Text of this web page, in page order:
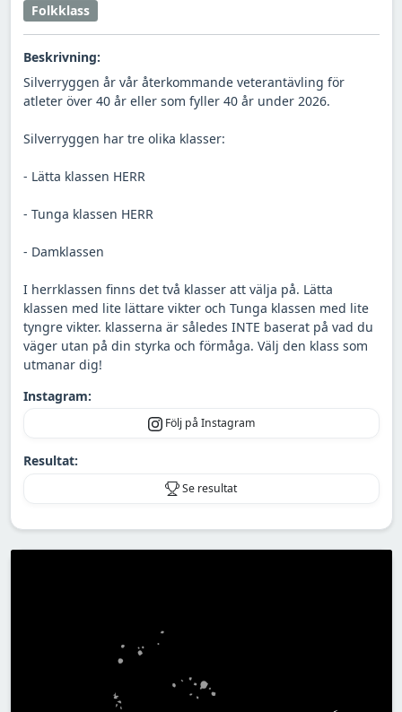
Folkklass
Beskrivning:
Silverryggen år vår återkommande veterantävling för
atleter över 40 år eller som fyller 40 år under 2026.
Silverryggen har tre olika klasser:
- Lätta klassen HERR
- Tunga klassen HERR
- Damklassen
I herrklassen finns det två klasser att välja på. Lätta
klassen med lite lättare vikter och Tunga klassen med lite
tyngre vikter. klasserna är således INTE baserat på vad du
väger utan på din styrka och förmåga. Välj den klass som
utmanar dig!
Instagram:
Följ på Instagram
Resultat:
Se resultat